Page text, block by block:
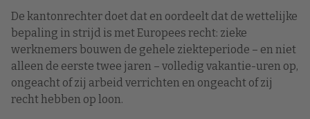
De kantonrechter doet dat en oordeelt dat de wettelijke
bepaling in strijd is met Europees recht: zieke
werknemers bouwen de gehele ziekteperiode – en niet
alleen de eerste twee jaren – volledig vakantie-uren op,
ongeacht of zij arbeid verrichten en ongeacht of zij
recht hebben op loon.